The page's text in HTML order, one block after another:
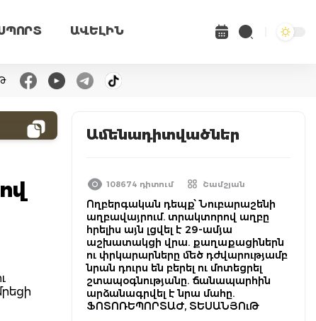
ԱՎԵԼԻՆ
Ամենադիտվածներ
108674 դիտում Շամշյան
Ողբերգական դեպք՝ Նուբարաշենի
աղբավայրում. տրակտորով աղբը
հրելիս այն լցվել է 29-ամյա
աշխատակցի վրա. քաղաքացիներն
ու փրկարարները մեծ դժվարությամբ
նրան դուրս են բերել ու մոտեցրել
շտապօգնությանը. ճանապարհին
արձանագրվել է նրա մահը.
ՖՈՏՈՌԵՊՈՐՏԱԺ, ՏԵՍԱՆՅՈւԹ